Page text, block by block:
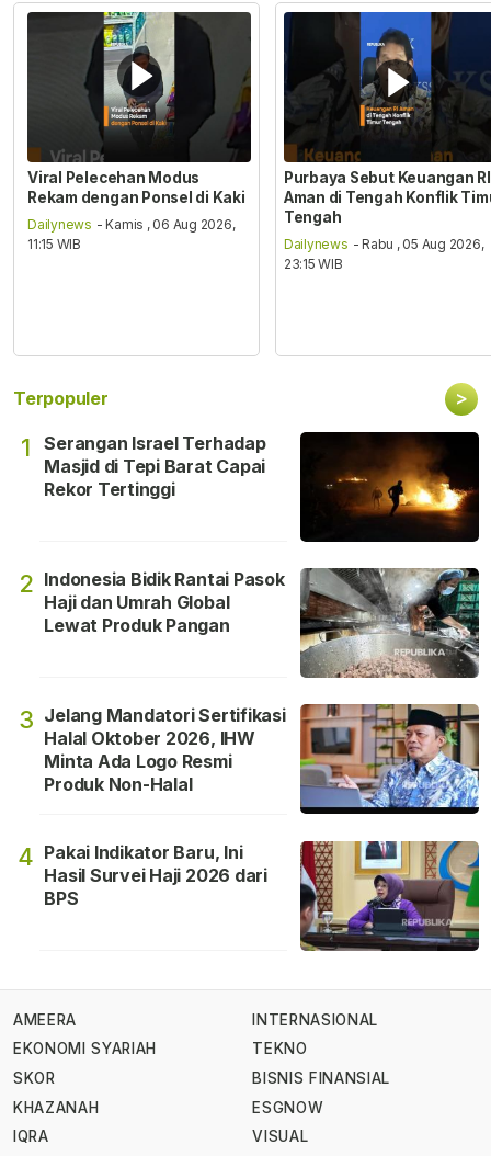
Viral Pelecehan Modus
Rekam dengan Ponsel di Kaki
Dailynews - Kamis , 06 Aug 2026,
11:15 WIB
Purbaya Sebut Keuangan RI
Aman di Tengah Konflik
Tengah
Dailynews - Rabu , 05 Aug 2026,
23:15 WIB
Terpopuler >
1
Serangan Israel Terhadap
Masjid di Tepi Barat Capai
Rekor Tertinggi
2 Indonesia Bidik Rantai Pasok
Haji dan Umrah Global
Lewat Produk Pangan
3 Jelang Mandatori Sertifikasi
Halal Oktober 2026, IHW
Minta Ada Logo Resmi
Produk Non-Halal
4 Pakai Indikator Baru, Ini
Hasil Survei Haji 2026 dari
BPS
AMEERA
EKONOMI SYARIAH
SKOR
KHAZANAH
IQRA
INTERNASIONAL
TEKNO
BISNIS FINANSIAL
ESGNOW
VISUAL